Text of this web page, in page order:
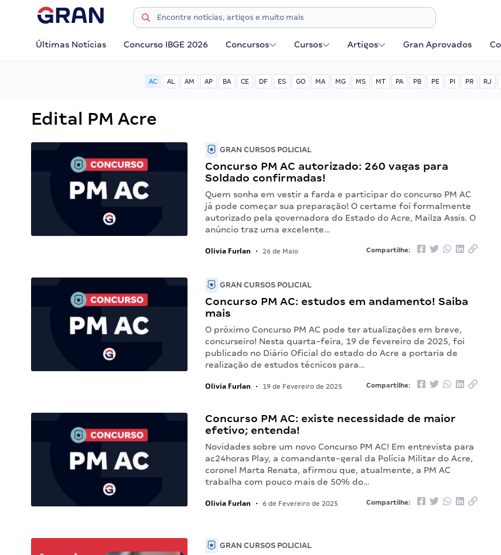
Últimas Notícias Concurso IBGE 2026 Concursos Cursos Artigos Gran Aprovados
AC AL AM AP BA CE DF ES GO MA MG MS MT PA PB PE PI PR RJ
Edital PM Acre
GRAN CURSOS POLICIAL
Concurso PM AC autorizado: 260 vagas para
Soldado confirmadas!
Quem sonha em vestir a farda e participar do concurso PM AC
já pode começar sua preparação! O certame foi formalmente
autorizado pela governadora do Estado do Acre, Mailza Assis. O
anúncio traz uma excelente…
Olivia Furlan • 26 de Maio Compartilhe:
GRAN CURSOS POLICIAL
Concurso PM AC: estudos em andamento! Saiba
mais
O próximo Concurso PM AC pode ter atualizações em breve,
concurseiro! Nesta quarta-feira, 19 de fevereiro de 2025, foi
publicado no Diário Oficial do estado do Acre a portaria de
realização de estudos técnicos para…
Olivia Furlan • 19 de Fevereiro de 2025 Compartilhe:
Concurso PM AC: existe necessidade de maior
efetivo; entenda!
Novidades sobre um novo Concurso PM AC! Em entrevista para
ac24horas Play, a comandante-geral da Polícia Militar do Acre,
coronel Marta Renata, afirmou que, atualmente, a PM AC
trabalha com pouco mais de 50% do…
Olivia Furlan • 6 de Fevereiro de 2025 Compartilhe:
GRAN CURSOS POLICIAL